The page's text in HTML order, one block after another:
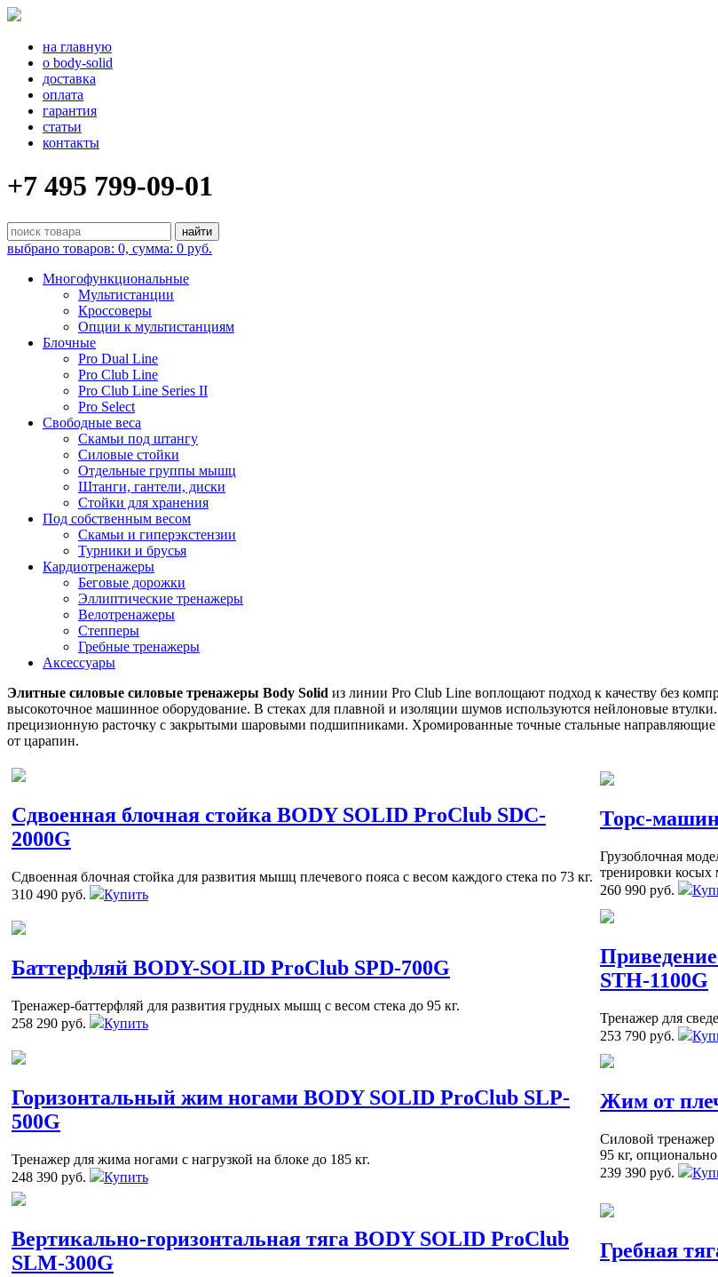
на главную
о body-solid
доставка
оплата
гарантия
статьи
контакты
+7 495 799-09-01
выбрано товаров: 0, сумма: 0 руб.
Многофункциональные
Мультистанции
Кроссоверы
Опции к мультистанциям
Блочные
Pro Dual Line
Pro Club Line
Pro Club Line Series II
Pro Select
Свободные веса
Скамьи под штангу
Силовые стойки
Отдельные группы мышц
Штанги, гантели, диски
Стойки для хранения
Под собственным весом
Скамьи и гиперэкстензии
Турники и брусья
Кардиотренажеры
Беговые дорожки
Эллиптические тренажеры
Велотренажеры
Степперы
Гребные тренажеры
Аксессуары
Элитные силовые силовые тренажеры Body Solid из линии Pro Club Line воплощают подход к качеству без
высокоточное машинное оборудование. В стеках для плавной и изоляции шумов используются нейлоновые
прецизионную расточку с закрытыми шаровыми подшипниками. Хромированные точные стальные
от царапин.
Сдвоенная блочная стойка BODY SOLID ProClub SDC-
2000G
Сдвоенная блочная стойка для развития мышц плечевого пояса с весом каждого стека по 73 кг.
310 490 руб.
Купить
Торс-
Грузоблочная
тренировки
260 990 руб.
Баттерфляй BODY-SOLID ProClub SPD-700G
Тренажер-баттерфляй для развития грудных мышц с весом стека до 95 кг.
258 290 руб.
Купить
STH-1100G
Тренажер для
253 790 руб.
Горизонтальный жим ногами BODY SOLID ProClub SLP-
500G
Тренажер для жима ногами с нагрузкой на блоке до 185 кг.
248 390 руб.
Купить
Жим от
Силовой
95 кг,
239 390 руб.
Вертикально-горизонтальная тяга BODY SOLID ProClub
SLM-300G
Гребная